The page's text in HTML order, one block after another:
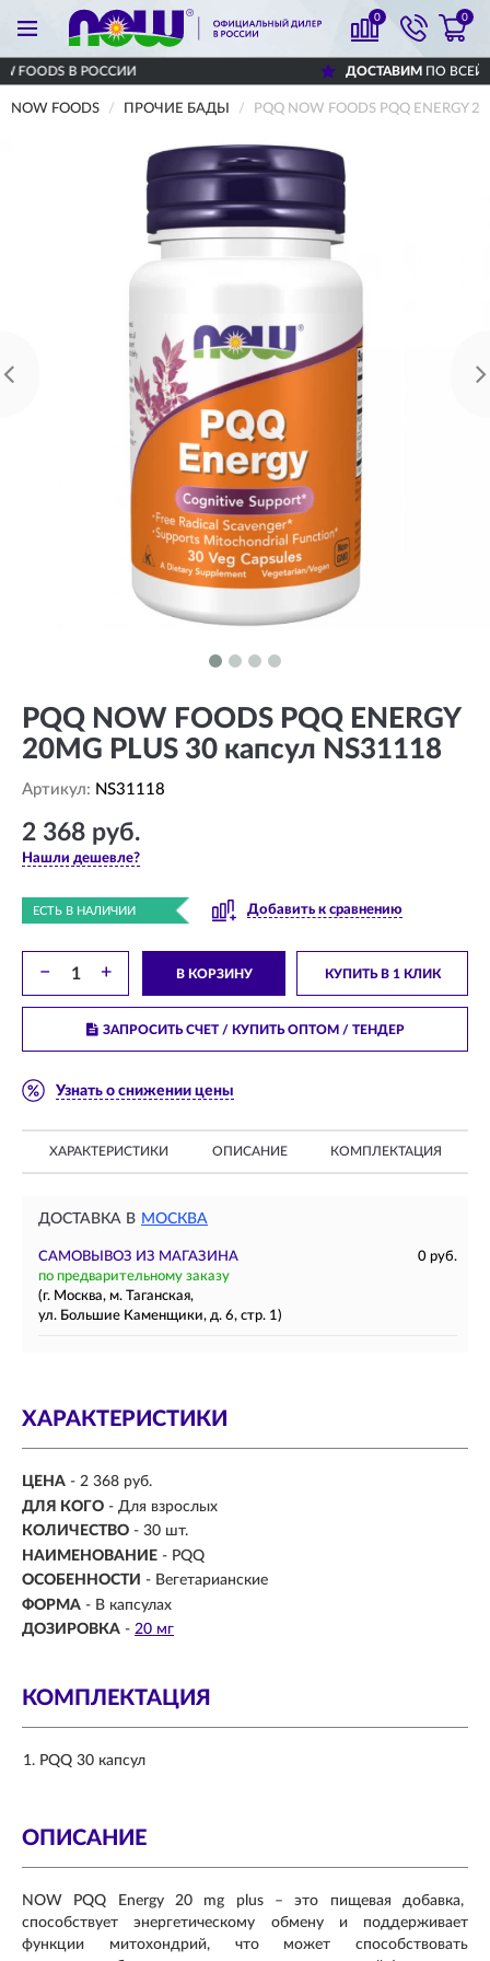
0 0
ДОСТАВИМПО ВСЕЙ РОССИИ
NOW FOODS ПРОЧИЕ БАДЫ PQQ NOW FOODS PQQ ENERGY
PQQ NOW FOODS PQQ ENERGY
20MG PLUS 30 капсул NS31118
Артикул: NS31118
2 368 руб.
Нашли дешевле?
ЕСТЬ В НАЛИЧИИ Добавить к сравнению
− + В КОРЗИНУ КУПИТЬ В 1 КЛИК
ЗАПРОСИТЬ СЧЕТ / КУПИТЬ ОПТОМ/ ТЕНДЕР
Узнать о снижении цены
ХАРАКТЕРИСТИКИ ОПИСАНИЕ КОМПЛЕКТАЦИЯ
ДОСТАВКА В МОСКВА
САМОВЫВОЗ ИЗ МАГАЗИНА
0 руб.
по предварительному заказу
(г. Москва, м. Таганская,
ул. Большие Каменщики, д. 6, стр. 1)
ХАРАКТЕРИСТИКИ
ЦЕНА - 2 368 руб.
ДЛЯ КОГО - Для взрослых
КОЛИЧЕСТВО - 30 шт.
НАИМЕНОВАНИЕ - PQQ
ОСОБЕННОСТИ - Вегетарианские
ФОРМА - В капсулах
ДОЗИРОВКА - 20 мг
КОМПЛЕКТАЦИЯ
PQQ 30 капсул
ОПИСАНИЕ
NOW PQQ Energy 20 mg plus – это пищевая добавка,
способствует энергетическому обмену и поддерживает
функции митохондрий, что может способствовать